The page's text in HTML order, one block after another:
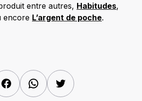
entre autres, Habitudes,
encore L’argent de poche.
FacebookWhatsAppTwitter